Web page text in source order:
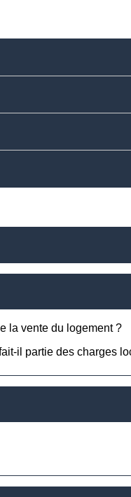
la vente du logement ?
il partie des charges